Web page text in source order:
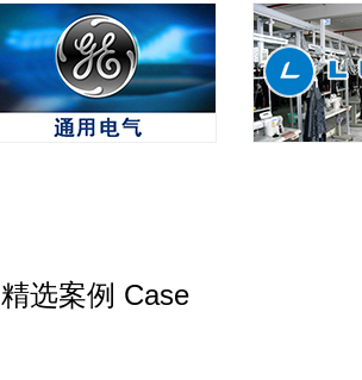
精选案例 Case